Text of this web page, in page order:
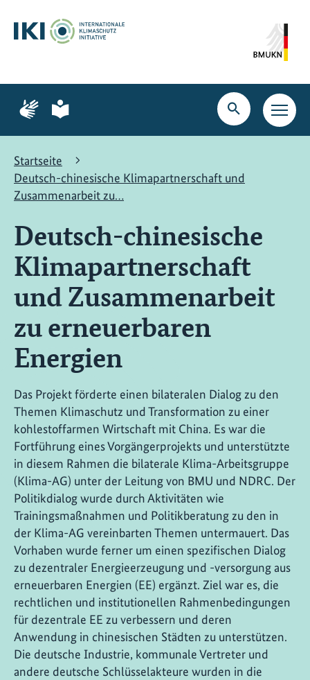
Hauptinhalt
springen
Suche
springen
Hauptnavigation
springen
Zur
Seite
Gebärdensprache
Zur
Seite
leichte
Suche
öffnen
Startseite
Deutsch-chinesische Klimapartnerschaft und
Zusammenarbeit zu…
Deutsch-chinesische
Klimapartnerschaft
und Zusammenarbeit
zu erneuerbaren
Energien
Das Projekt förderte einen bilateralen Dialog zu den
Themen Klimaschutz und Transformation zu einer
kohlestoffarmen Wirtschaft mit China. Es war die
Fortführung eines Vorgängerprojekts und unterstützte
in diesem Rahmen die bilaterale Klima-Arbeitsgruppe
(Klima-AG) unter der Leitung von BMU und NDRC. Der
Politikdialog wurde durch Aktivitäten wie
Trainingsmaßnahmen und Politikberatung zu den in
der Klima-AG vereinbarten Themen untermauert. Das
Vorhaben wurde ferner um einen spezifischen Dialog
zu dezentraler Energieerzeugung und -versorgung aus
erneuerbaren Energien (EE) ergänzt. Ziel war es, die
rechtlichen und institutionellen Rahmenbedingungen
für dezentrale EE zu verbessern und deren
Anwendung in chinesischen Städten zu unterstützen.
Die deutsche Industrie, kommunale Vertreter und
andere deutsche Schlüsselakteure wurden in die